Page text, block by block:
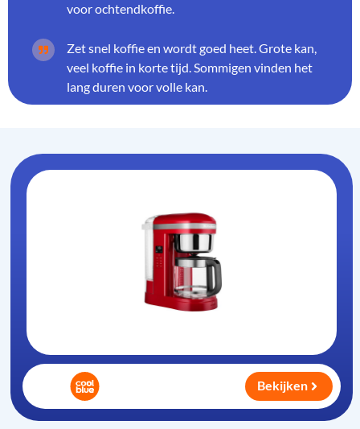
voor ochtendkoffie.
Zet snel koffie en wordt goed heet. Grote kan,
veel koffie in korte tijd. Sommigen vinden het
lang duren voor volle kan.
Bekijken